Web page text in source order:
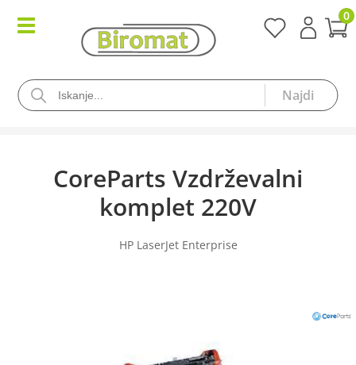
0
CoreParts Vzdrževalni
komplet 220V
HP LaserJet Enterprise